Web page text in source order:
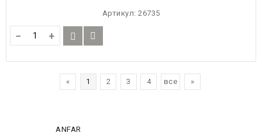
Артикул: 26735
− +
« 1 2 3 4 все »
ANFAR